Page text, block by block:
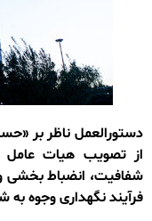
دستورالعمل ناظر بر
از تصویب هیات عامل
شفافیت، انضباط بخشی
فرآیند نگهداری وجوه به